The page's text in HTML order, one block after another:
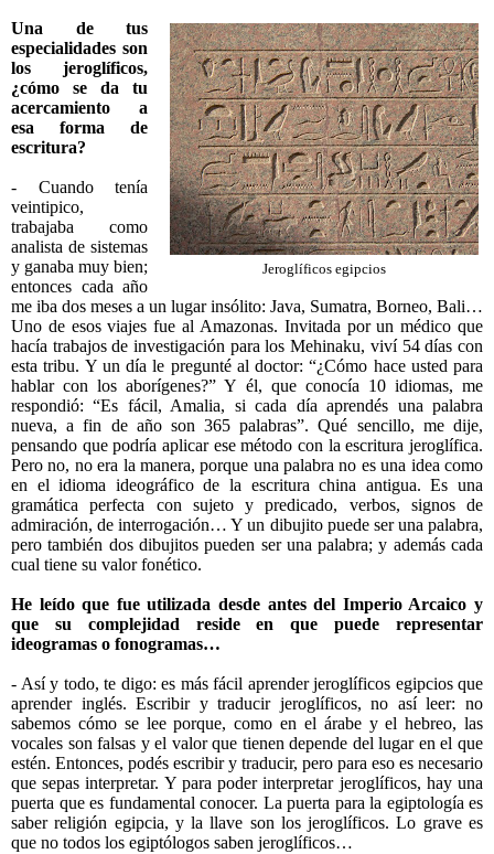
Jeroglíficos egipcios
Una de tus
especialidades son
los jeroglíficos,
¿cómo se da tu
acercamiento a
esa forma de
escritura?
- Cuando tenía
veintipico,
trabajaba como
analista de sistemas
y ganaba muy bien;
entonces cada año
me iba dos meses a un lugar insólito: Java, Sumatra, Borneo, Bali…
Uno de esos viajes fue al Amazonas. Invitada por un médico que
hacía trabajos de investigación para los Mehinaku, viví 54 días con
esta tribu. Y un día le pregunté al doctor: “¿Cómo hace usted para
hablar con los aborígenes?” Y él, que conocía 10 idiomas, me
respondió: “Es fácil, Amalia, si cada día aprendés una palabra
nueva, a fin de año son 365 palabras”. Qué sencillo, me dije,
pensando que podría aplicar ese método con la escritura jeroglífica.
Pero no, no era la manera, porque una palabra no es una idea como
en el idioma ideográfico de la escritura china antigua. Es una
gramática perfecta con sujeto y predicado, verbos, signos de
admiración, de interrogación… Y un dibujito puede ser una palabra,
pero también dos dibujitos pueden ser una palabra; y además cada
cual tiene su valor fonético.
He leído que fue utilizada desde antes del Imperio Arcaico y
que su complejidad reside en que puede representar
ideogramas o fonogramas…
- Así y todo, te digo: es más fácil aprender jeroglíficos egipcios que
aprender inglés. Escribir y traducir jeroglíficos, no así leer: no
sabemos cómo se lee porque, como en el árabe y el hebreo, las
vocales son falsas y el valor que tienen depende del lugar en el que
estén. Entonces, podés escribir y traducir, pero para eso es necesario
que sepas interpretar. Y para poder interpretar jeroglíficos, hay una
puerta que es fundamental conocer. La puerta para la egiptología es
saber religión egipcia, y la llave son los jeroglíficos. Lo grave es
que no todos los egiptólogos saben jeroglíficos…